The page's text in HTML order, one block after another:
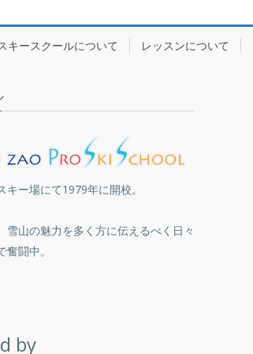
キースクールについて レッスンについて
キー場にて1979年に開校。
雪山の魅力を多く方に伝えるべく日々
闘中。
by